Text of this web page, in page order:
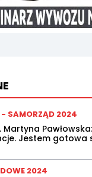
SAMORZĄD 2024
Martyna
Jestem gotowa
2024